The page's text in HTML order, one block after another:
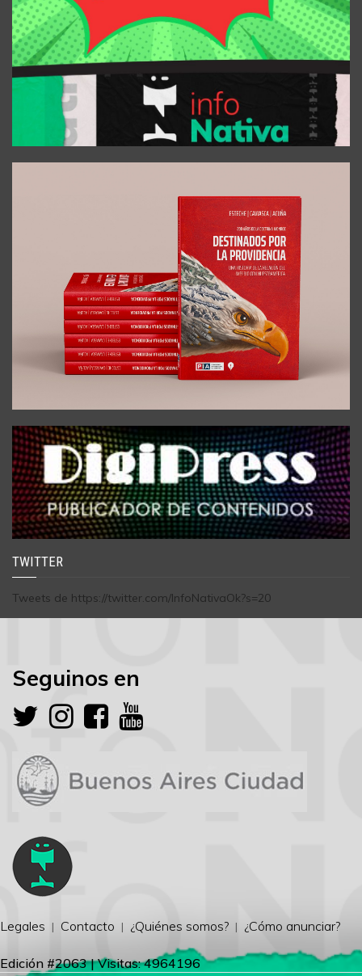
TWITTER
Tweets de https://twitter.com/InfoNativaOk?s=20
Seguinos en
Legales Contacto ¿Quiénes somos? ¿Cómo anunciar?
Edición #2063 | Visitas: 4964196